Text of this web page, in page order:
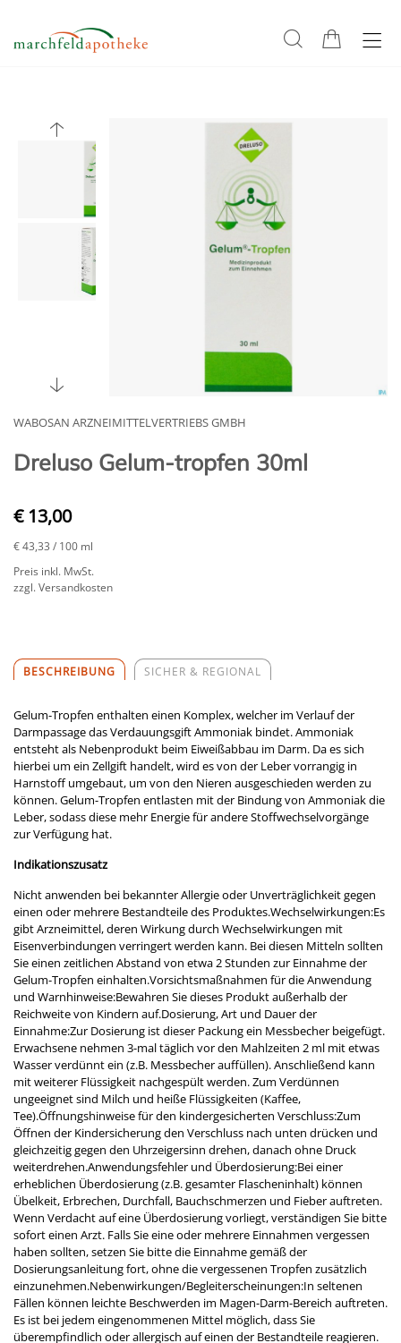
WABOSAN ARZNEIMITTELVERTRIEBS GMBH
Dreluso Gelum-tropfen 30ml
€ 13,00
€ 43,33 / 100 ml
Preis inkl. MwSt.
zzgl. Versandkosten
BESCHREIBUNG SICHER & REGIONAL
Gelum-Tropfen enthalten einen Komplex, welcher im Verlauf der
Darmpassage das Verdauungsgift Ammoniak bindet. Ammoniak
entsteht als Nebenprodukt beim Eiweißabbau im Darm. Da es sich
hierbei um ein Zellgift handelt, wird es von der Leber vorrangig in
Harnstoff umgebaut, um von den Nieren ausgeschieden werden zu
können. Gelum-Tropfen entlasten mit der Bindung von Ammoniak die
Leber, sodass diese mehr Energie für andere Stoffwechselvorgänge
zur Verfügung hat.
Indikationszusatz
Nicht anwenden bei bekannter Allergie oder Unverträglichkeit gegen
einen oder mehrere Bestandteile des Produktes.Wechselwirkungen:Es
gibt Arzneimittel, deren Wirkung durch Wechselwirkungen mit
Eisenverbindungen verringert werden kann. Bei diesen Mitteln sollten
Sie einen zeitlichen Abstand von etwa 2 Stunden zur Einnahme der
Gelum-Tropfen einhalten.Vorsichtsmaßnahmen für die Anwendung
und Warnhinweise:Bewahren Sie dieses Produkt außerhalb der
Reichweite von Kindern auf.Dosierung, Art und Dauer der
Einnahme:Zur Dosierung ist dieser Packung ein Messbecher beigefügt.
Erwachsene nehmen 3-mal täglich vor den Mahlzeiten 2 ml mit etwas
Wasser verdünnt ein (z.B. Messbecher auffüllen). Anschließend kann
mit weiterer Flüssigkeit nachgespült werden. Zum Verdünnen
ungeeignet sind Milch und heiße Flüssigkeiten (Kaffee,
Tee).Öffnungshinweise für den kindergesicherten Verschluss:Zum
Öffnen der Kindersicherung den Verschluss nach unten drücken und
gleichzeitig gegen den Uhrzeigersinn drehen, danach ohne Druck
weiterdrehen.Anwendungsfehler und Überdosierung:Bei einer
erheblichen Überdosierung (z.B. gesamter Flascheninhalt) können
Übelkeit, Erbrechen, Durchfall, Bauchschmerzen und Fieber auftreten.
Wenn Verdacht auf eine Überdosierung vorliegt, verständigen Sie bitte
sofort einen Arzt. Falls Sie eine oder mehrere Einnahmen vergessen
haben sollten, setzen Sie bitte die Einnahme gemäß der
Dosierungsanleitung fort, ohne die vergessenen Tropfen zusätzlich
einzunehmen.Nebenwirkungen/Begleiterscheinungen:In seltenen
Fällen können leichte Beschwerden im Magen-Darm-Bereich auftreten.
Es ist bei jedem eingenommenen Mittel möglich, dass Sie
überempfindlich oder allergisch auf einen der Bestandteile reagieren.